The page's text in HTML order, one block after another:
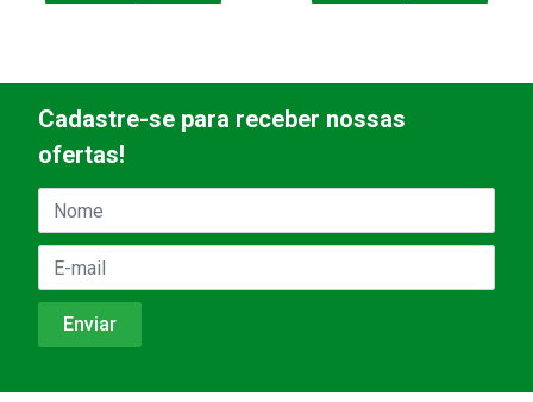
Cadastre-se para receber nossas
ofertas!